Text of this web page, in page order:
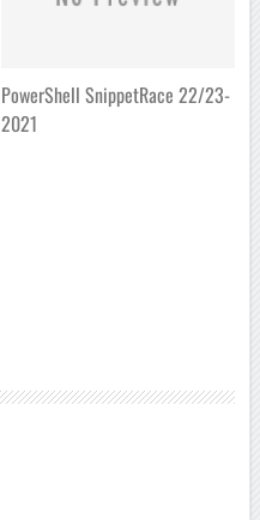
PowerShell SnippetRace 22/23-
2021